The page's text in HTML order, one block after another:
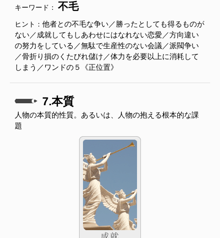
キーワード： 不毛
ヒント： 他者との不毛な争い／勝ったとしても得るものが
ない／成就してもしあわせにはなれない恋愛／方向違い
の努力をしている／無駄で生産性のない会議／派閥争い
／骨折り損のくたびれ儲け／体力を必要以上に消耗して
しまう／ワンドの５《正位置》
7.本質
人物の本質的性質。あるいは、人物の抱える根本的な課
題